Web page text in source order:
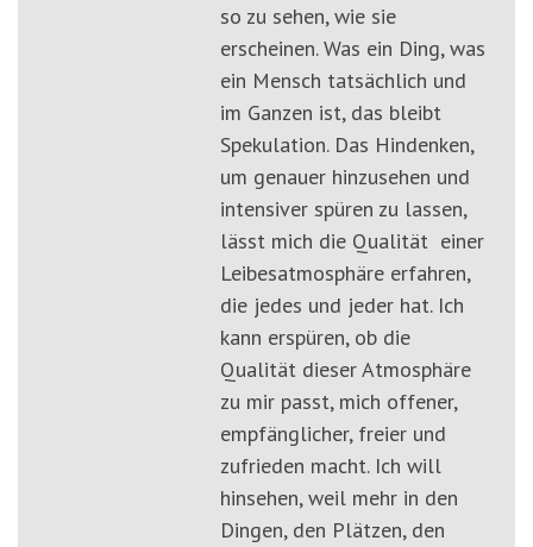
so zu sehen, wie sie
erscheinen. Was ein Ding, was
ein Mensch tatsächlich und
im Ganzen ist, das bleibt
Spekulation. Das Hindenken,
um genauer hinzusehen und
intensiver spüren zu lassen,
lässt mich die Qualität einer
Leibesatmosphäre erfahren,
die jedes und jeder hat. Ich
kann erspüren, ob die
Qualität dieser Atmosphäre
zu mir passt, mich offener,
empfänglicher, freier und
zufrieden macht. Ich will
hinsehen, weil mehr in den
Dingen, den Plätzen, den